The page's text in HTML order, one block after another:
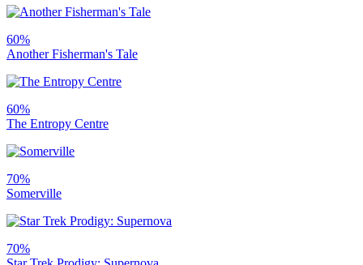
60%
Another Fisherman's Tale
60%
The Entropy Centre
70%
Somerville
70%